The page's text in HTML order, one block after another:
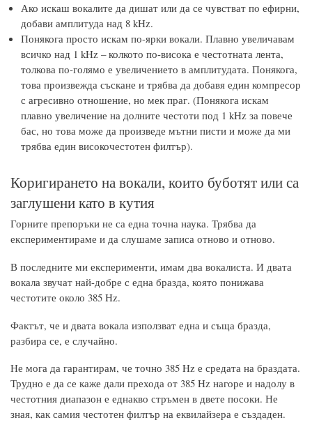
Ако искаш вокалите да дишат или да се чувстват по ефирни,
добави амплитуда над 8 kHz.
Понякога просто искам по-ярки вокали. Плавно увеличавам
всичко над 1 kHz – колкото по-висока е честотната лента,
толкова по-голямо е увеличението в амплитудата. Понякога,
това произвежда съскане и трябва да добавя един компресор
с агресивно отношение, но мек праг. (Понякога искам
плавно увеличение на долните честоти под 1 kHz за повече
бас, но това може да произведе мътни писти и може да ми
трябва един високочестотен филтър).
Коригирането на вокали, които буботят или са
заглушени като в кутия
Горните препоръки не са една точна наука. Трябва да
експериментираме и да слушаме записа отново и отново.
В последните ми експерименти, имам два вокалиста. И двата
вокала звучат най-добре с една бразда, която понижава
честотите около 385 Hz.
Фактът, че и двата вокала използват една и съща бразда,
разбира се, е случайно.
Не мога да гарантирам, че точно 385 Hz е средата на браздата.
Трудно е да се каже дали прехода от 385 Hz нагоре и надолу в
честотния диапазон е еднакво стръмен в двете посоки. Не
зная, как самия честотен филтър на еквилайзера е създаден.